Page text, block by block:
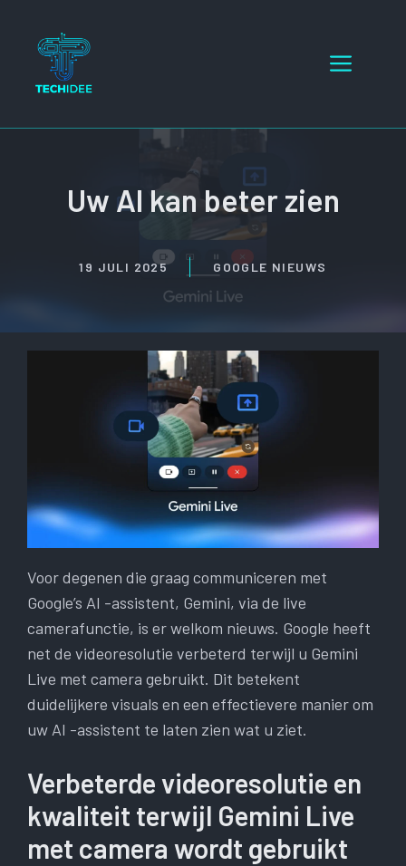
inhoud
Menu
Uw AI kan beter zien
19 JULI 2025 GOOGLE NIEUWS
Voor degenen die graag communiceren met
Google’s AI -assistent, Gemini, via de live
camerafunctie, is er welkom nieuws. Google heeft
net de videoresolutie verbeterd terwijl u Gemini
Live met camera gebruikt. Dit betekent
duidelijkere visuals en een effectievere manier om
uw AI -assistent te laten zien wat u ziet.
Verbeterde videoresolutie en
kwaliteit terwijl Gemini Live
met camera wordt gebruikt